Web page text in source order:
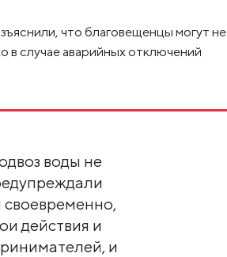
что благовещенцы могут не
в случае аварийных отключений
воды не
действия и
и